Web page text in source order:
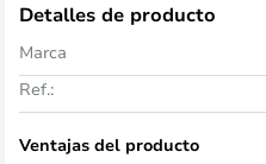
Detalles de producto
Marca
Ref.:
Ventajas del producto